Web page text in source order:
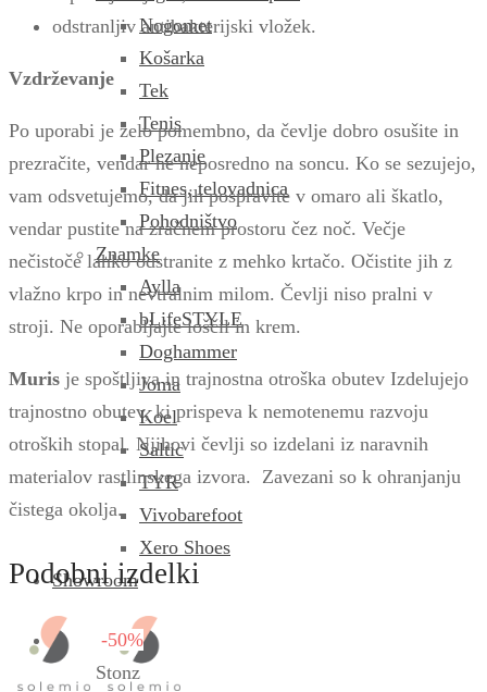
Nogomet
Košarka
Tek
Tenis
Plezanje
Fitnes, telovadnica
Pohodništvo
Znamke
Aylla
bLifeSTYLE
Doghammer
Joma
Koel
Saltic
TYR
Vivobarefoot
Xero Shoes
Showroom
odstranljiv antibakterijski vložek.
Vzdrževanje
Po uporabi je zelo pomembno, da čevlje dobro osušite in
prezračite, vendar ne neposredno na soncu. Ko se sezujejo,
vam odsvetujemo, da jih pospravite v omaro ali škatlo,
vendar pustite na zračnem prostoru čez noč. Večje
nečistoče lahko odstranite z mehko krtačo. Očistite jih z
vlažno krpo in nevtralnim milom. Čevlji niso pralni v
stroji. Ne oporabljajte loščil in krem.
Muris je spoštljiva in trajnostna otroška obutev Izdelujejo
trajnostno obutev, ki prispeva k nemotenemu razvoju
otroških stopal. Njihovi čevlji so izdelani iz naravnih
materialov rastlinskega izvora. Zavezani so k ohranjanju
čistega okolja.
Podobni izdelki
-50%
Stonz